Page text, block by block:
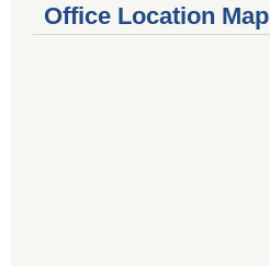
Office Location Map